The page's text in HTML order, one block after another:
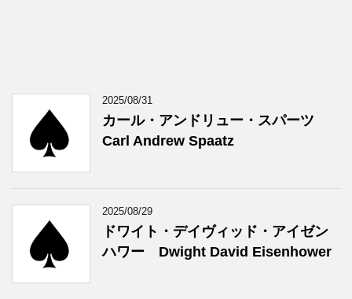
2025/08/31
カール・アンドリュー・スパーツ
Carl Andrew Spaatz
2025/08/29
ドワイト・デイヴィッド・アイゼン
ハワー Dwight David Eisenhower